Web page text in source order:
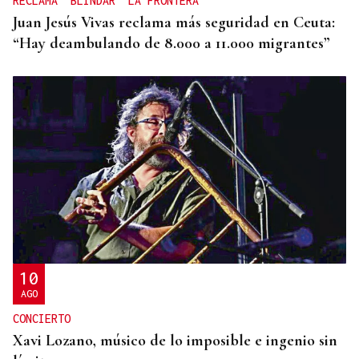
Juan Jesús Vivas reclama más seguridad en Ceuta:
“Hay deambulando de 8.000 a 11.000 migrantes”
10
AGO
CONCIERTO
Xavi Lozano, músico de lo imposible e ingenio sin